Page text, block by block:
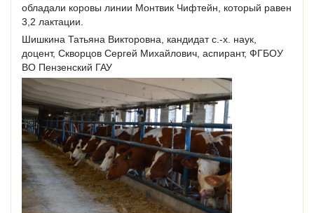
обладали коровы линии Монтвик Чифтейн, который равен
3,2 лактации.
Шишкина Татьяна Викторовна, кандидат с.-х. наук,
доцент, Скворцов Сергей Михайлович, аспирант, ФГБОУ
ВО Пензенский ГАУ